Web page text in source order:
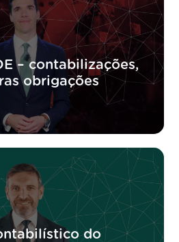
– contabilizações,
obrigações
do